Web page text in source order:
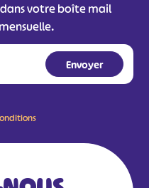
votre boîte mail